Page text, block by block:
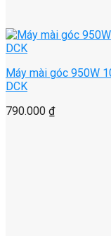
Máy mài góc 950W
DCK
790.000 ₫